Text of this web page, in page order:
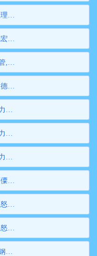
大理白族鹤庆县psp钢塑复合压力管,大理白族鹤庆县钢塑复合管,大理白族鹤庆县衬塑钢管,大理白族鹤庆县psp钢塑复合穿线管,大理白族鹤庆县内衬塑复合钢管
德宏傣族景颇族psp钢塑复合压力管,德宏傣族景颇族钢塑复合管,德宏傣族景颇族衬塑钢管,德宏傣族景颇族psp钢塑复合穿线管,德宏傣族景颇族内衬塑复合钢管
德宏傣族景颇族瑞丽psp钢塑复合压力管,德宏傣族景颇族瑞丽钢塑复合管,德宏傣族景颇族瑞丽衬塑钢管,德宏傣族景颇族瑞丽psp钢塑复合穿线管,德宏傣族景颇族瑞丽内衬塑复合钢管
德宏傣族景颇族芒psp钢塑复合压力管,德宏傣族景颇族芒钢塑复合管,德宏傣族景颇族芒衬塑钢管,德宏傣族景颇族芒psp钢塑复合穿线管,德宏傣族景颇族芒内衬塑复合钢管
德宏傣族景颇族梁河县psp钢塑复合压力管,德宏傣族景颇族梁河县钢塑复合管,德宏傣族景颇族梁河县衬塑钢管,德宏傣族景颇族梁河县psp钢塑复合穿线管,德宏傣族景颇族梁河县内衬塑复合钢管
德宏傣族景颇族盈江县psp钢塑复合压力管,德宏傣族景颇族盈江县钢塑复合管,德宏傣族景颇族盈江县衬塑钢管,德宏傣族景颇族盈江县psp钢塑复合穿线管,德宏傣族景颇族盈江县内衬塑复合钢管
德宏傣族景颇族陇川县psp钢塑复合压力管,德宏傣族景颇族陇川县钢塑复合管,德宏傣族景颇族陇川县衬塑钢管,德宏傣族景颇族陇川县psp钢塑复合穿线管,德宏傣族景颇族陇川县内衬塑复合钢管
怒江傈僳族psp钢塑复合压力管,怒江傈僳族钢塑复合管,怒江傈僳族衬塑钢管,怒江傈僳族psp钢塑复合穿线管,怒江傈僳族内衬塑复合钢管
怒江傈僳族泸水县psp钢塑复合压力管,怒江傈僳族泸水县钢塑复合管,怒江傈僳族泸水县衬塑钢管,怒江傈僳族泸水县psp钢塑复合穿线管,怒江傈僳族泸水县内衬塑复合钢管
怒江傈僳族福贡县psp钢塑复合压力管,怒江傈僳族福贡县钢塑复合管,怒江傈僳族福贡县衬塑钢管,怒江傈僳族福贡县psp钢塑复合穿线管,怒江傈僳族福贡县内衬塑复合钢管
怒江傈僳族贡山独龙族怒族自治县psp钢塑复合压力管,怒江傈僳族贡山独龙族怒族自治县钢塑复合管,怒江傈僳族贡山独龙族怒族自治县衬塑钢管,怒江傈僳族贡山独龙族怒族自治县psp钢塑复合穿线管,怒江傈僳族贡山独龙族怒族自治县内衬塑复合钢管